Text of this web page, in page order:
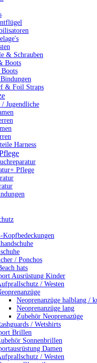
& Schrauben
Boots
& Foil Straps
Jugendliche
Harness
Pflege
Kopfbedeckungen
/ Ponchos
hats
Ausrüstung Kinder
/ Westen
Neoprenanzüge halblang /
Neoprenanzüge lang
Zubehör Neoprenazüge
/ Wetshirts
Brillen
Sonnenbrillen
Damen
/ Westen